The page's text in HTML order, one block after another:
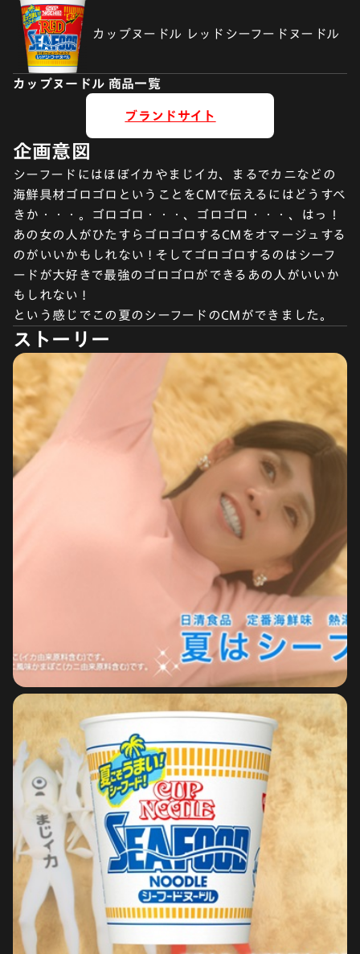
カップヌードル レッドシーフードヌードル
カップヌードル 商品一覧
ブランドサイト
企画意図
シーフードにはほぼイカやまじイカ、まるでカニなどの
海鮮具材ゴロゴロということをCMで伝えるにはどうすべ
きか・・・。ゴロゴロ・・・、ゴロゴロ・・・、はっ！
あの女の人がひたすらゴロゴロするCMをオマージュする
のがいいかもしれない ! そしてゴロゴロするのはシーフ
ードが大好きで最強のゴロゴロができるあの人がいいか
もしれない !
という感じでこの夏のシーフードのCMができました。
ストーリー